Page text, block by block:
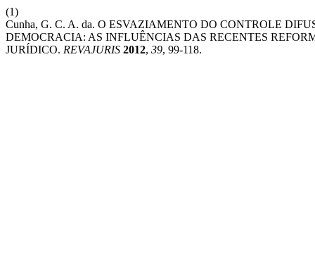
(1)
Cunha, G. C. A. da. O ESVAZIAMENTO DO CONTROLE
DEMOCRACIA: AS INFLUÊNCIAS DAS RECENTES
JURÍDICO. REVAJURIS 2012, 39, 99-118.